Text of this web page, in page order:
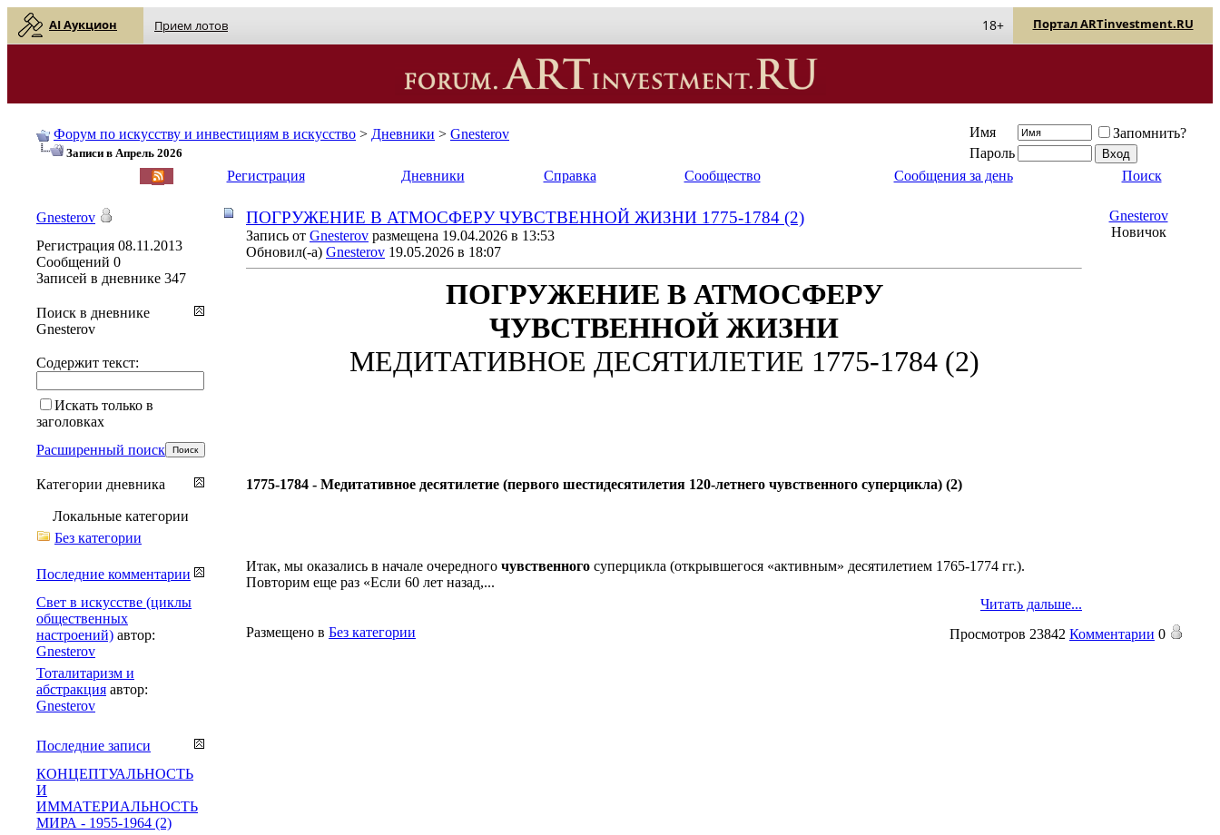
AI Аукцион Прием лотов Портал ARTinvestment.RU
18+
Форум по искусству и инвестициям в искусство > Дневники > Gnesterov
Записи в Апрель 2026
Имя
Запомнить?
Пароль
Регистрация Дневники Справка Сообщество Сообщения за день Поиск
ПОГРУЖЕНИЕ В АТМОСФЕРУ ЧУВСТВЕННОЙ ЖИЗНИ 1775-1784 (2)
Запись от Gnesterov размещена 19.04.2026 в 13:53
Обновил(-а) Gnesterov 19.05.2026 в 18:07
ПОГРУЖЕНИЕ В АТМОСФЕРУ
ЧУВСТВЕННОЙ ЖИЗНИ
МЕДИТАТИВНОЕ ДЕСЯТИЛЕТИЕ 1775-1784 (2)
1775-1784 - Медитативное десятилетие (первого шестидесятилетия 120-летнего чувственного суперцикла) (2)
Итак, мы оказались в начале очередного чувственного суперцикла (открывшегося «активным» десятилетием 1765-1774 гг.).
Повторим еще раз «Если 60 лет назад,...
Читать дальше...
Gnesterov
Новичок
Размещено в Без категории Просмотров 23842 Комментарии 0
Gnesterov
Регистрация 08.11.2013
Сообщений 0
Записей в дневнике 347
Поиск в дневнике
Gnesterov
Содержит текст:
Искать только в
заголовках
Расширенный поиск
Категории дневника
Локальные категории
Без категории
Последние комментарии
Свет в искусстве (циклы
общественных
настроений) автор:
Gnesterov
Тоталитаризм и
абстракция автор:
Gnesterov
Последние записи
КОНЦЕПТУАЛЬНОСТЬ
И
ИММАТЕРИАЛЬНОСТЬ
МИРА - 1955-1964 (2)